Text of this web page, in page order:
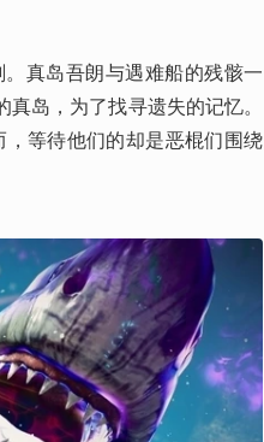
真岛吾朗与遇难船的残骸一
岛，为了找寻遗失的记忆。
等待他们的却是恶棍们围绕